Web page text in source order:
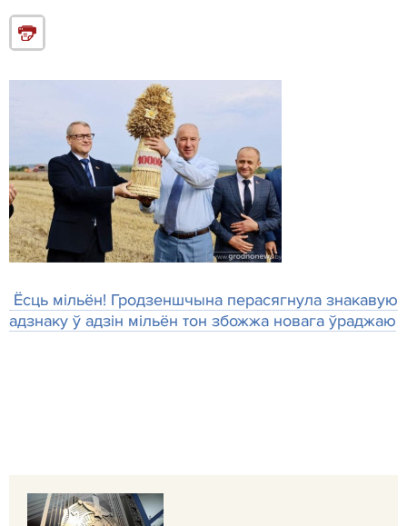
Ёсць мільён! Гродзеншчына перасягнула знакавую
адзнаку ў адзін мільён тон збожжа новага ўраджаю